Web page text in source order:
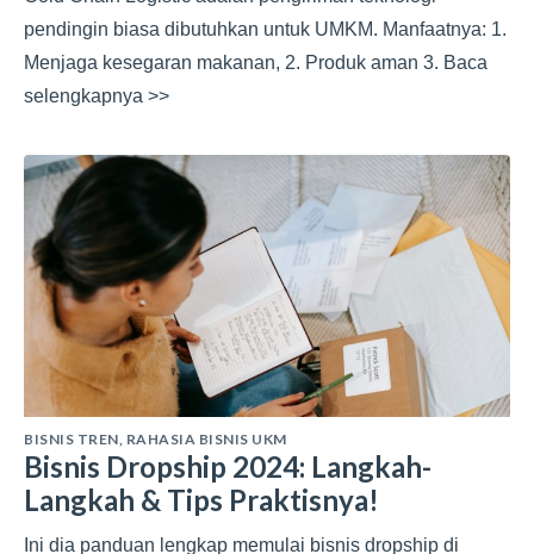
pendingin biasa dibutuhkan untuk UMKM. Manfaatnya: 1.
Menjaga kesegaran makanan, 2. Produk aman 3. Baca
selengkapnya >>
BISNIS TREN, RAHASIA BISNIS UKM
Bisnis Dropship 2024: Langkah-
Langkah & Tips Praktisnya!
Ini dia panduan lengkap memulai bisnis dropship di